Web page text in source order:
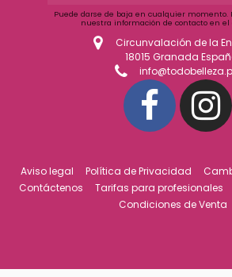
Puede darse de baja en cualquier momento.
nuestra información de contacto en el
Circunvalación de la
18015 Granada
Aviso legal Política de Privacidad
Contáctenos
Tarifas para profesionales
Condiciones de Venta